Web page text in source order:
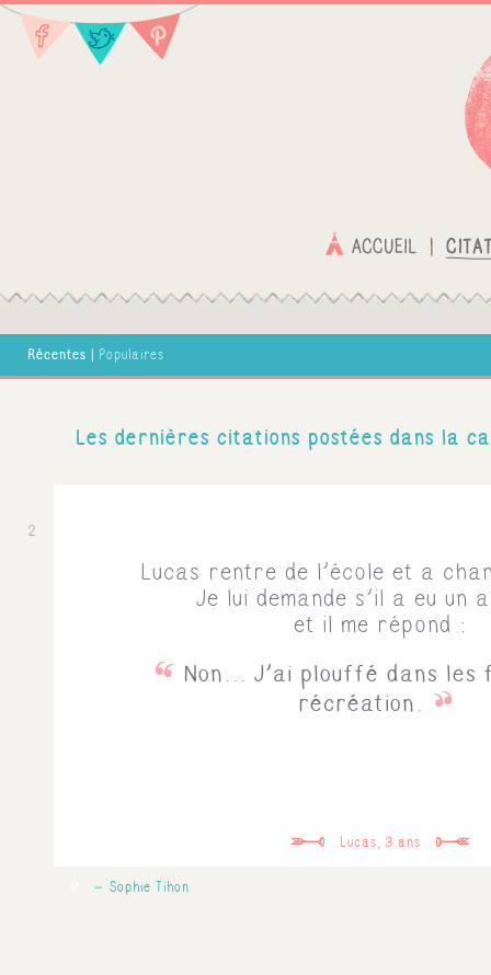
Récentes | Populaires
Les dernières citations postées dans la
Lucas rentre de l'école et a
Je lui demande s'il a eu un
et il me répond :
Non... J'ai plouffé dans les
récréation.
Lucas, 3 ans
2
Sophie Tihon